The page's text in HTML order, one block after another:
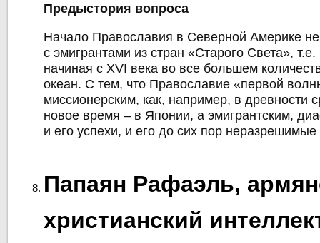
Предыстория вопроса
Начало Православия в Северной Америке
с эмигрантами из стран «Старого Света»,
начиная с XVI века во все большем
океан. С тем, что Православие «первой
миссионерским, как, например, в древности
новое время – в Японии, а эмигрантским,
и его успехи, и его до сих пор
Папаян Рафаэль,
христианский